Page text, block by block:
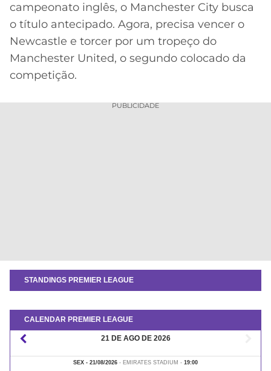
CÓDIGO
DE
INDICAÇÃO
BET365
MELHORES
CASSINOS
ONLINE
CORINTHIANS
SÃO
PAULO
SANTOS
INTERNACIONAL
ATLÉTICO
LIBERTADORES
COPA
DO
CAMPEÕES
LALIGA
MERCADO
BOLA
PALPITES
campeonato inglês, o Manchester City busca
o título antecipado. Agora, precisa vencer o
Newcastle e torcer por um tropeço do
Manchester United, o segundo colocado da
competição.
PUBLICIDADE
STANDINGS PREMIER LEAGUE
CALENDAR PREMIER LEAGUE
⌜ 21 DE AGO DE 2026
SEX - 21/08/2026 - EMIRATES STADIUM - 19:00